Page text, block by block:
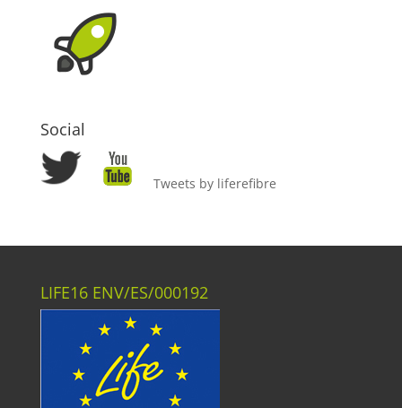
Social
Tweets by liferefibre
LIFE16 ENV/ES/000192